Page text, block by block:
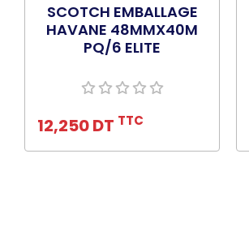
SCOTCH EMBALLAGE
HAVANE 48MMX40M
PQ/6 ELITE
12,250 DT TTC